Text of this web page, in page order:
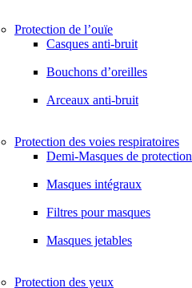
Protection de l’ouïe
Casques anti-bruit
Bouchons d’oreilles
Arceaux anti-bruit
Protection des voies respiratoires
Demi-Masques de protection
Masques intégraux
Filtres pour masques
Masques jetables
Protection des yeux